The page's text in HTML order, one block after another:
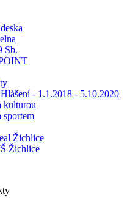
Sb.
- 1.1.2018 - 5.10.2020
kulturou
sportem
Žichlice
Žichlice